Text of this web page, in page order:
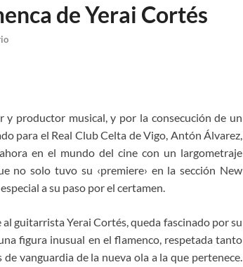
de Yerai Cortés
productor musical, y por la consecución de un
para el Real Club Celta de Vigo, Antón Álvarez,
en el mundo del cine con un largometraje
no solo tuvo su ‹premiere› en la sección New
a su paso por el certamen.
guitarrista Yerai Cortés, queda fascinado por su
figura inusual en el flamenco, respetada tanto
vanguardia de la nueva ola a la que pertenece.